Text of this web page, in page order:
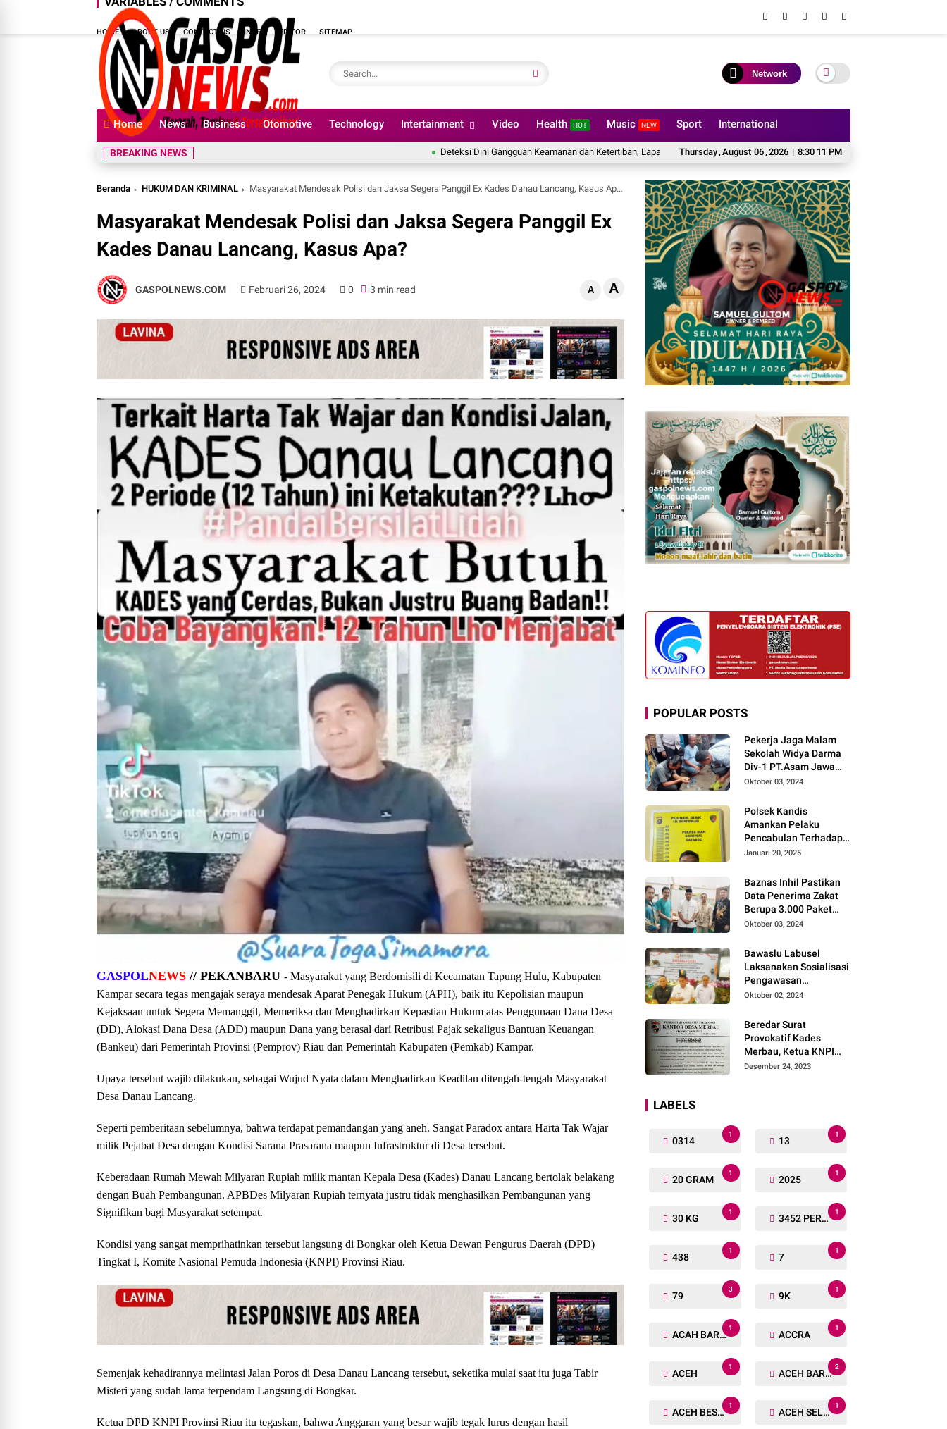
HOME ABOUT US CONTACT US INDEX EDITOR SITEMAP
Network
Home News Business Otomotive Technology Intertainment Video Health HOT Music NEW Sport International
Thursday,August 06,2026 | 8:30 12 PM
BREAKING NEWS Deteksi Dini Gangguan Keamanan dan Ketertiban, Lapas Narkotika Rumbai Gelar Razia Rutin Blok Hunian Taruna Poltekip Pamit Usai
Beranda HUKUM DAN KRIMINAL Masyarakat Mendesak Polisi dan Jaksa Segera Panggil Ex Kades Danau Lancang, Kasus Apa?
Masyarakat Mendesak Polisi dan Jaksa Segera Panggil Ex
Kades Danau Lancang, Kasus Apa?
GASPOLNEWS.COM Februari 26, 2024 0 3 min read A A
GASPOLNEWS // PEKANBARU - Masyarakat yang Berdomisili di Kecamatan Tapung Hulu, Kabupaten
Kampar secara tegas mengajak seraya mendesak Aparat Penegak Hukum (APH), baik itu Kepolisian maupun
Kejaksaan untuk Segera Memanggil, Memeriksa dan Menghadirkan Kepastian Hukum atas Penggunaan Dana Desa
(DD), Alokasi Dana Desa (ADD) maupun Dana yang berasal dari Retribusi Pajak sekaligus Bantuan Keuangan
(Bankeu) dari Pemerintah Provinsi (Pemprov) Riau dan Pemerintah Kabupaten (Pemkab) Kampar.
Upaya tersebut wajib dilakukan, sebagai Wujud Nyata dalam Menghadirkan Keadilan ditengah-tengah Masyarakat
Desa Danau Lancang.
Seperti pemberitaan sebelumnya, bahwa terdapat pemandangan yang aneh. Sangat Paradox antara Harta Tak Wajar
milik Pejabat Desa dengan Kondisi Sarana Prasarana maupun Infrastruktur di Desa tersebut.
Keberadaan Rumah Mewah Milyaran Rupiah milik mantan Kepala Desa (Kades) Danau Lancang bertolak belakang
dengan Buah Pembangunan. APBDes Milyaran Rupiah ternyata justru tidak menghasilkan Pembangunan yang
Signifikan bagi Masyarakat setempat.
Kondisi yang sangat memprihatinkan tersebut langsung di Bongkar oleh Ketua Dewan Pengurus Daerah (DPD)
Tingkat I, Komite Nasional Pemuda Indonesia (KNPI) Provinsi Riau.
Semenjak kehadirannya melintasi Jalan Poros di Desa Danau Lancang tersebut, seketika mulai saat itu juga Tabir
Misteri yang sudah lama terpendam Langsung di Bongkar.
Ketua DPD KNPI Provinsi Riau itu tegaskan, bahwa Anggaran yang besar wajib tegak lurus dengan hasil
POPULAR POSTS
Pekerja Jaga Malam
Sekolah Widya Darma
Div-1 PT.Asam Jawa
Todongkan Senpi
Sumberjo
Oktober 03, 2024
Polsek Kandis
Amankan Pelaku
Pencabulan Terhadap
Dua Anak Kakak-
Gereja
Januari 20, 2025
Baznas Inhil Pastikan
Data Penerima Zakat
Berupa 3.000 Paket
Premium Boxs Sudah
Oktober 03, 2024
Bawaslu Labusel
Laksanakan Sosialisasi
Pengawasan
Partisipatif kepada
Pemuda Dan Agama
Pada pilkada Serentak
2024
Oktober 02, 2024
Beredar Surat
Provokatif Kades
Merbau, Ketua KNPI
Riau: "Periksa, Tangkap
Desember 24, 2023
LABELS
0314
1
13
1
20 GRAM
1
2025
1
30 KG
1
3452 PERSONIL
1
438
1
7
1
79
3
9K
1
ACAH BARAT
1
ACCRA
1
ACEH
1
ACEH BARAT
2
ACEH BESAR
1
ACEH SELATAN
1